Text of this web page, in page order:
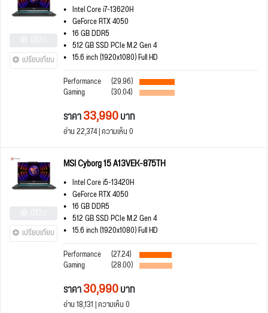
เปรียบเทียบ
Intel Core i7-13620H
GeForce RTX 4050
16 GB DDR5
512 GB SSD PCIe M.2 Gen 4
15.6 inch (1920x1080) Full HD
Performance
(29.96)
Gaming (30.04)
ราคา33,990บาท
อ่าน 22,374 | ความเห็น 0
เปรียบเทียบ
MSI Cyborg 15 A13VEK-875TH
Intel Core i5-13420H
GeForce RTX 4050
16 GB DDR5
512 GB SSD PCIe M.2 Gen 4
15.6 inch (1920x1080) Full HD
Performance
(27.24)
Gaming (28.00)
ราคา30,990บาท
อ่าน 18,131 | ความเห็น 0